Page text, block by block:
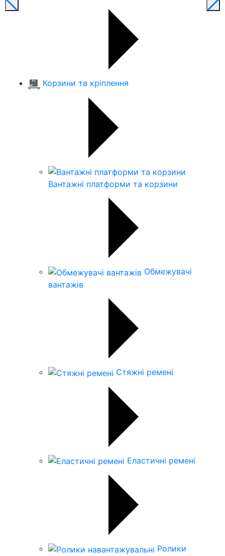
Корзини та кріплення
Вантажні платформи та корзини
Обмежувачі
вантажів
Стяжні ремені
Еластичні ремені
Ролики